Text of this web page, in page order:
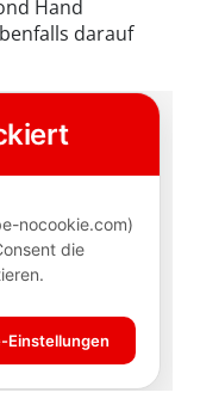
Hand
darauf